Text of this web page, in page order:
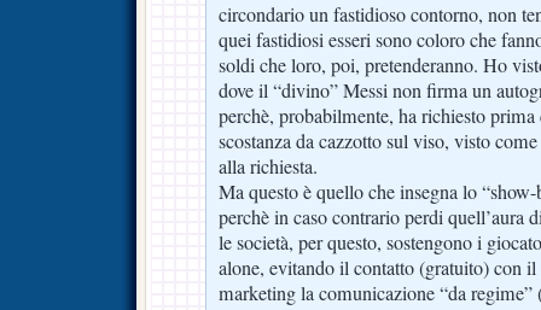
circondario un fastidioso contorno, non
quei fastidiosi esseri sono coloro che
soldi che loro, poi, pretenderanno. Ho
dove il “divino” Messi non firma un
perchè, probabilmente, ha richiesto
scostanza da cazzotto sul viso, visto
alla richiesta.
Ma questo è quello che insegna lo
perchè in caso contrario perdi quell’aura
le società, per questo, sostengono i
alone, evitando il contatto (gratuito) con
marketing la comunicazione “da regime”